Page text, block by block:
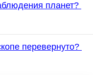
планет?
перевернуто?